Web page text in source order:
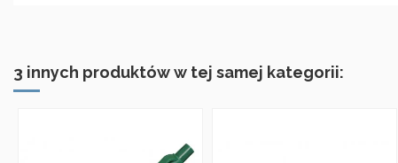
3 innych produktów w tej samej kategorii: